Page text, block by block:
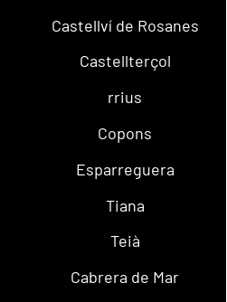
Castellví de Rosanes
Castellterçol
rrius
Copons
Esparreguera
Tiana
Teià
Cabrera de Mar